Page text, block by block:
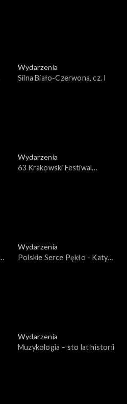
Wydarzenia
Silna Biało-Czerwona, cz. I
Wydarzenia
63 Krakowski Festiwal
Wydarzenia
Polskie Serce Pękło - Katyń
Wydarzenia
Muzykologia – sto lat historii